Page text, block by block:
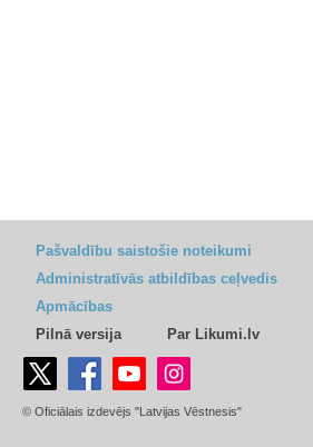
Pašvaldību saistošie noteikumi
Administratīvās atbildības ceļvedis
Apmācības
Pilnā versija
Par Likumi.lv
© Oficiālais izdevējs "Latvijas Vēstnesis"